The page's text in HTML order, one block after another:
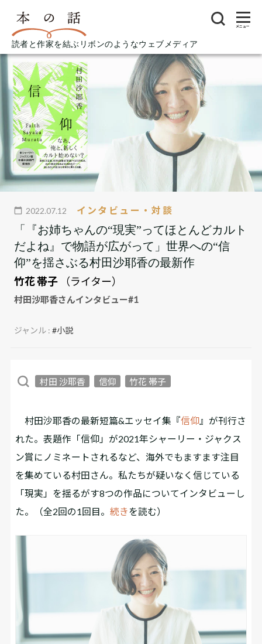
読者と作家を結ぶリボンのようなウェブメディア
メニュー
2022.07.12 インタビュー・対談
「『お姉ちゃんの“現実”ってほとんどカルト
だよね』で物語が広がって」世界への“信
仰”を揺さぶる村田沙耶香の最新作
竹花 帯子
（ライター）
村田沙耶香さんインタビュー#1
ジャンル :#小説
村田 沙耶香 信仰 竹花 帯子
村田沙耶香の最新短篇&エッセイ集『信仰』が刊行さ
れた。表題作「信仰」が2021年シャーリー・ジャクス
ン賞にノミネートされるなど、海外でもますます注目
を集めている村田さん。私たちが疑いなく信じている
「現実」を揺るがす8つの作品についてインタビューし
た。（全2回の1回目。続きを読む）